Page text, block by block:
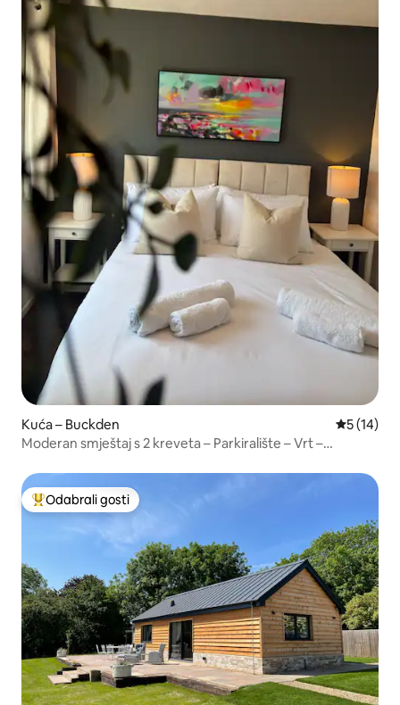
Kuća – Buckden Prosječna
5 (14)
Moderan smještaj s 2 kreveta – Parkiralište – Vrt –
Među najviše rangiranima s oznakom „Odabrali gosti”
Odabrali gosti